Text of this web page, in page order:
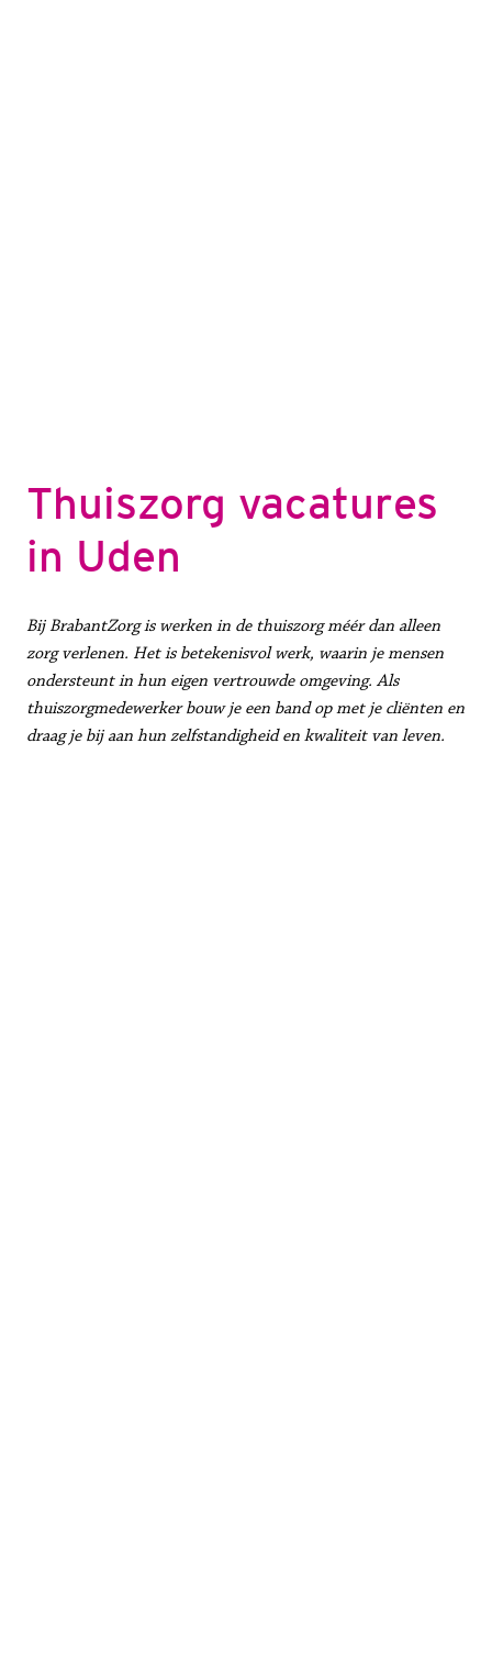
Thuiszorg vacatures
in Uden
Bij BrabantZorg is werken in de thuiszorg méér dan alleen
zorg verlenen. Het is betekenisvol werk, waarin je mensen
ondersteunt in hun eigen vertrouwde omgeving. Als
thuiszorgmedewerker bouw je een band op met je cliënten en
draag je bij aan hun zelfstandigheid en kwaliteit van leven.